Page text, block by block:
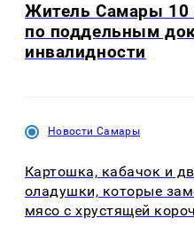
Житель Самары 10
по поддельным
инвалидности
Новости Самары
Картошка, кабачок и
оладушки, которые
мясо с хрустящей